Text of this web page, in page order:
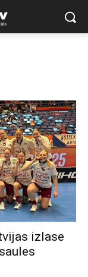
izlase